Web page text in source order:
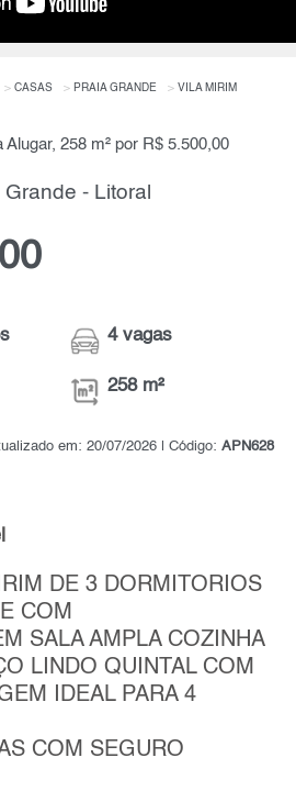
CASAS PRAIA GRANDE VILA MIRIM
258 m² por R$ 5.500,00
Grande - Litoral
4 vagas
258 m²
em: 20/07/2026 | Código: APN628
DE 3 DORMITORIOS
COM
SALA AMPLA COZINHA
LINDO QUINTAL COM
IDEAL PARA 4
COM SEGURO